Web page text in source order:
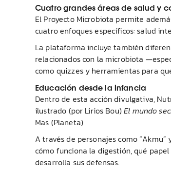
Cuatro grandes áreas de salud y
El Proyecto Microbiota permite
cuatro enfoques específicos: salud
La plataforma incluye también
relacionados con la microbiota
como quizzes y herramientas para
Educación desde la infancia
Dentro de esta acción divulgativa,
ilustrado (por Lirios Bou)El mundo
Mas (Planeta)
A través de personajes como
cómo funciona la digestión, qué
desarrolla sus defensas.